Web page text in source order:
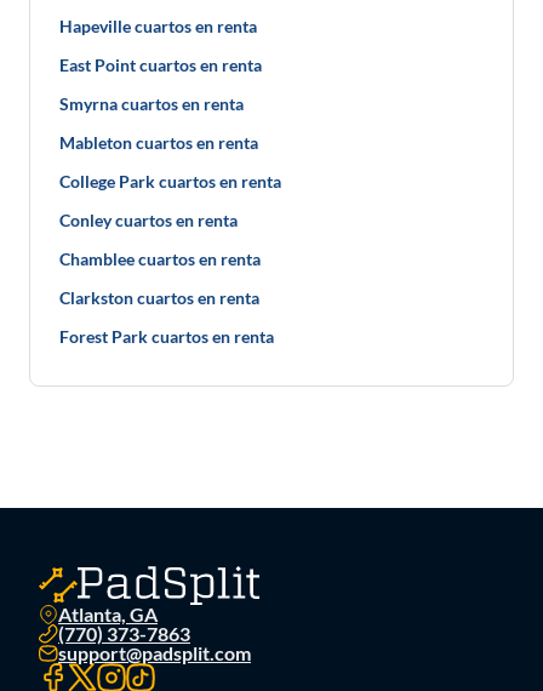
Hapeville cuartos en renta
East Point cuartos en renta
Smyrna cuartos en renta
Mableton cuartos en renta
College Park cuartos en renta
Conley cuartos en renta
Chamblee cuartos en renta
Clarkston cuartos en renta
Forest Park cuartos en renta
Atlanta, GA
(770) 373-7863
support@padsplit.com